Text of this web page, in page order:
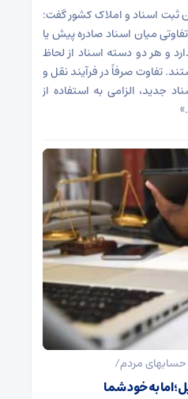
ثبت اسناد و املاک کشور گفت:
میان اسناد صادره پیش یا
و هر دو دسته اسناد از لحاظ
تفاوت صرفاً در فرآیند نقل و
جدید، الزامی به استفاده از
مردم/
اما به خود شما